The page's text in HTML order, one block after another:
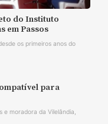
do Instituto
em Passos
os primeiros anos do
para
e moradora da Vilelândia,